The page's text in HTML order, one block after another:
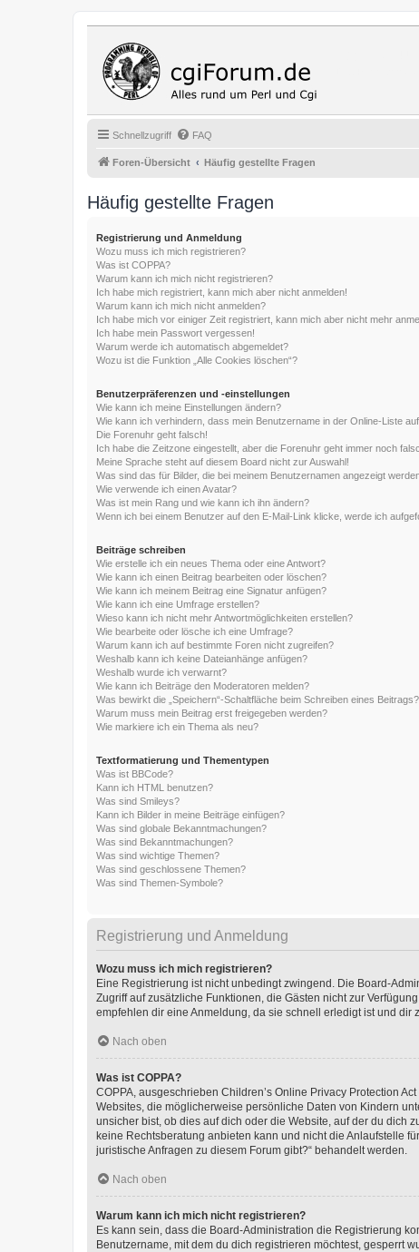
Schnellzugriff FAQ
Foren-Übersicht Häufig gestellte Fragen
Häufig gestellte Fragen
Registrierung und Anmeldung
Wozu muss ich mich registrieren?
Was ist COPPA?
Warum kann ich mich nicht registrieren?
Ich habe mich registriert, kann mich aber nicht anmelden!
Warum kann ich mich nicht anmelden?
Ich habe mich vor einiger Zeit registriert, kann mich aber nicht mehr
Ich habe mein Passwort vergessen!
Warum werde ich automatisch abgemeldet?
Wozu ist die Funktion „Alle Cookies löschen“?
Benutzerpräferenzen und -einstellungen
Wie kann ich meine Einstellungen ändern?
Wie kann ich verhindern, dass mein Benutzername in der Online-Liste
Die Forenuhr geht falsch!
Ich habe die Zeitzone eingestellt, aber die Forenuhr geht immer noch
Meine Sprache steht auf diesem Board nicht zur Auswahl!
Was sind das für Bilder, die bei meinem Benutzernamen angezeigt
Wie verwende ich einen Avatar?
Was ist mein Rang und wie kann ich ihn ändern?
Wenn ich bei einem Benutzer auf den E-Mail-Link klicke, werde ich
Beiträge schreiben
Wie erstelle ich ein neues Thema oder eine Antwort?
Wie kann ich einen Beitrag bearbeiten oder löschen?
Wie kann ich meinem Beitrag eine Signatur anfügen?
Wie kann ich eine Umfrage erstellen?
Wieso kann ich nicht mehr Antwortmöglichkeiten erstellen?
Wie bearbeite oder lösche ich eine Umfrage?
Warum kann ich auf bestimmte Foren nicht zugreifen?
Weshalb kann ich keine Dateianhänge anfügen?
Weshalb wurde ich verwarnt?
Wie kann ich Beiträge den Moderatoren melden?
Was bewirkt die „Speichern“-Schaltfläche beim Schreiben eines Beitrags?
Warum muss mein Beitrag erst freigegeben werden?
Wie markiere ich ein Thema als neu?
Textformatierung und Thementypen
Was ist BBCode?
Kann ich HTML benutzen?
Was sind Smileys?
Kann ich Bilder in meine Beiträge einfügen?
Was sind globale Bekanntmachungen?
Was sind Bekanntmachungen?
Was sind wichtige Themen?
Was sind geschlossene Themen?
Was sind Themen-Symbole?
Registrierung und Anmeldung
Wozu muss ich mich registrieren?
Eine Registrierung ist nicht unbedingt zwingend. Die Board-
Zugriff auf zusätzliche Funktionen, die Gästen nicht zur
empfehlen dir eine Anmeldung, da sie schnell erledigt ist und dir
Nach oben
Was ist COPPA?
COPPA, ausgeschrieben Children’s Online Privacy Protection
Websites, die möglicherweise persönliche Daten von Kindern
unsicher bist, ob dies auf dich oder die Website, auf der du dich
keine Rechtsberatung anbieten kann und nicht die Anlaufstelle
juristische Anfragen zu diesem Forum gibt?“ behandelt werden.
Nach oben
Warum kann ich mich nicht registrieren?
Es kann sein, dass die Board-Administration die Registrierung
Benutzername, mit dem du dich registrieren möchtest, gesperrt